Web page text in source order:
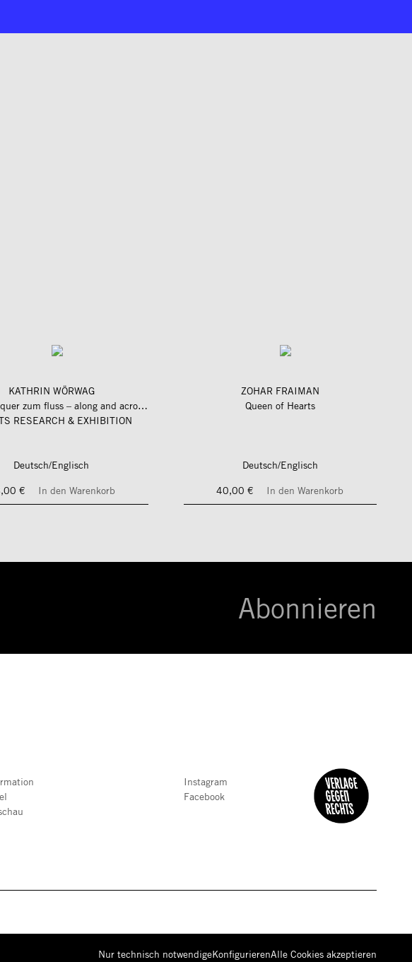
KATHRIN WÖRWAG
längs und quer zum fluss – along and across the river
RESEARCH & EXHIBITION
Deutsch/Englisch
€
In den Warenkorb
ZOHAR FRAIMAN
Queen of Hearts
Deutsch/Englisch
40,00 €
In den Warenkorb
Abonnieren
Instagram
Facebook
Nur technisch notwendigeKonfigurierenAlle Cookies akzeptieren